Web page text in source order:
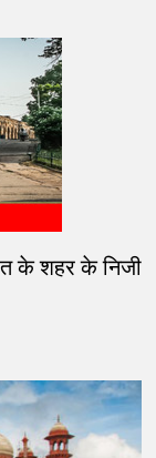
के शहर के निजी